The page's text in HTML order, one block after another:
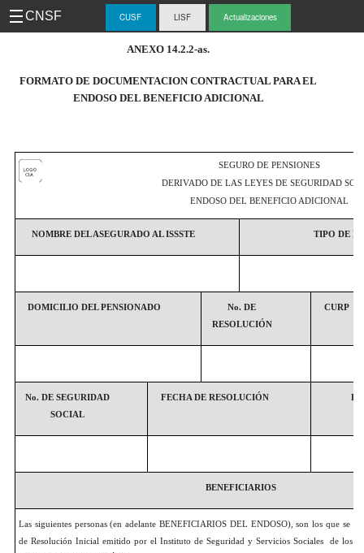
CNSF
CUS
CUSF LISF Actualizaciones
ANEXO 14.2.2-as.
FORMATO DE DOCUMENTACION CONTRACTUAL PARA EL
ENDOSO DEL BENEFICIO ADICIONAL
SEGURO DE PENSIONES
DERIVADO DE LAS LEYES DE SEGURIDAD
ENDOSO DEL BENEFICIO ADICIONAL
NOMBRE DEL ASEGURADO AL ISSSTE TIPO DE
DOMICILIO DEL PENSIONADO
No. DE
RESOLUCIÓN
CURP
No. DE SEGURIDAD
SOCIAL
FECHA DE RESOLUCIÓN
BENEFICIARIOS
Las siguientes personas (en adelante BENEFICIARIOS DEL ENDOSO), son los que se
de Resolución Inicial emitido por el Instituto de Seguridad y Servicios Sociales de los